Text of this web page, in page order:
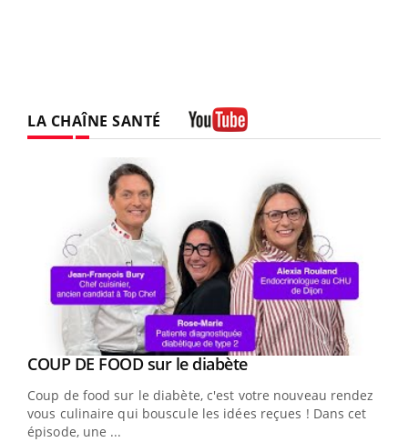
LA CHAÎNE SANTÉ
Youtube
COUP DE FOOD sur le diabèteYoutube
Coup de food sur le diabète, c'est votre nouveau rendez-
vous culinaire qui bouscule les idées reçues ! Dans cet
épisode, une ...
Youtube
Quand l’entreprise mise sur le bien être global
"Les rendez-vous de la santé et de la qualité de vie au
travail" de Pourquoi Docteur reçoivent Régis Blugeon,
DRH et directeur ...